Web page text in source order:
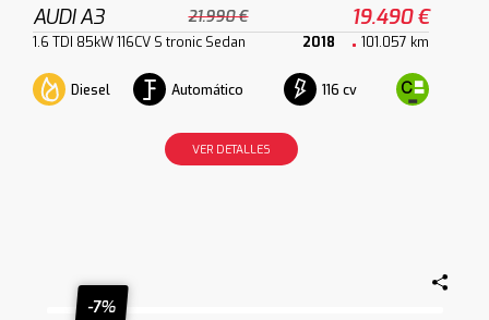
AUDI A3 21.990 € 19.490 €
1.6 TDI 85kW 116CV S tronic Sedan 2018 101.057 km
Diesel Automático 116 cv
VER DETALLES
-7%